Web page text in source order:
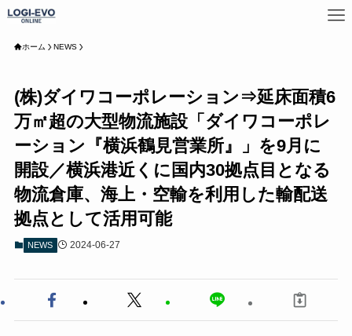
ホーム NEWS
(株)ダイワコーポレーション⇒延床面積6
万㎡超の大型物流施設「ダイワコーポレ
ーション『横浜鶴見営業所』」を9月に
開設／横浜港近くに国内30拠点目となる
物流倉庫、海上・空輸を利用した輸配送
拠点として活用可能
NEWS 2024-06-27